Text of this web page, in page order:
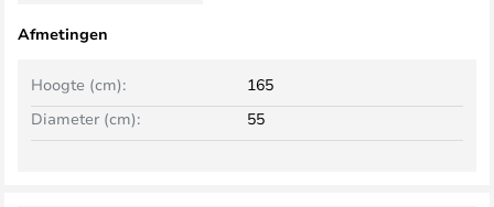
Afmetingen
Hoogte (cm):
165
Diameter (cm):
55